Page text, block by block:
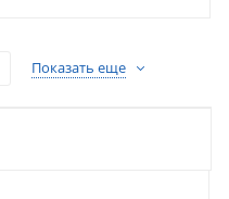
Показать еще